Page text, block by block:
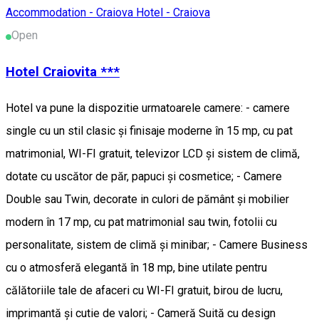
Accommodation - Craiova Hotel - Craiova
Open
Hotel Craiovita ***
Hotel va pune la dispozitie urmatoarele camere: - camere
single cu un stil clasic și finisaje moderne în 15 mp, cu pat
matrimonial, WI-FI gratuit, televizor LCD și sistem de climă,
dotate cu uscător de păr, papuci și cosmetice; - Camere
Double sau Twin, decorate in culori de pământ și mobilier
modern în 17 mp, cu pat matrimonial sau twin, fotolii cu
personalitate, sistem de climă și minibar; - Camere Business
cu o atmosferă elegantă în 18 mp, bine utilate pentru
călătoriile tale de afaceri cu WI-FI gratuit, birou de lucru,
imprimantă și cutie de valori; - Cameră Suită cu design